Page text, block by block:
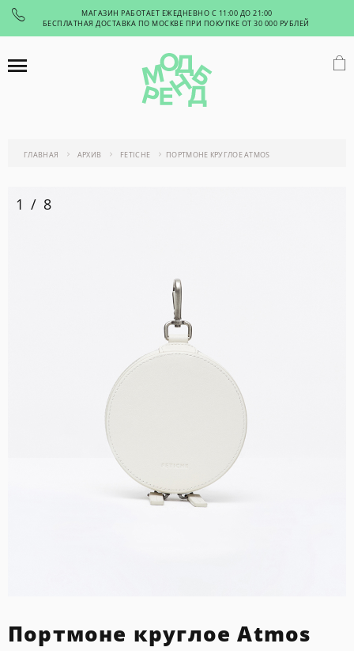
МАГАЗИН РАБОТАЕТ ЕЖЕДНЕВНО С 11:00 ДО 21:00
БЕСПЛАТНАЯ ДОСТАВКА ПО МОСКВЕ ПРИ ПОКУПКЕ ОТ 30 000 РУБЛЕЙ
ГЛАВНАЯ АРХИВ FETICHE ПОРТМОНЕ КРУГЛОЕ ATMOS
1 / 8
Портмоне круглое Atmos